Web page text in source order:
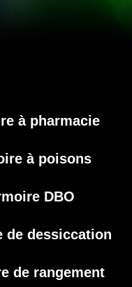
à pharmacie
à poisons
DBO
de dessiccation
de rangement